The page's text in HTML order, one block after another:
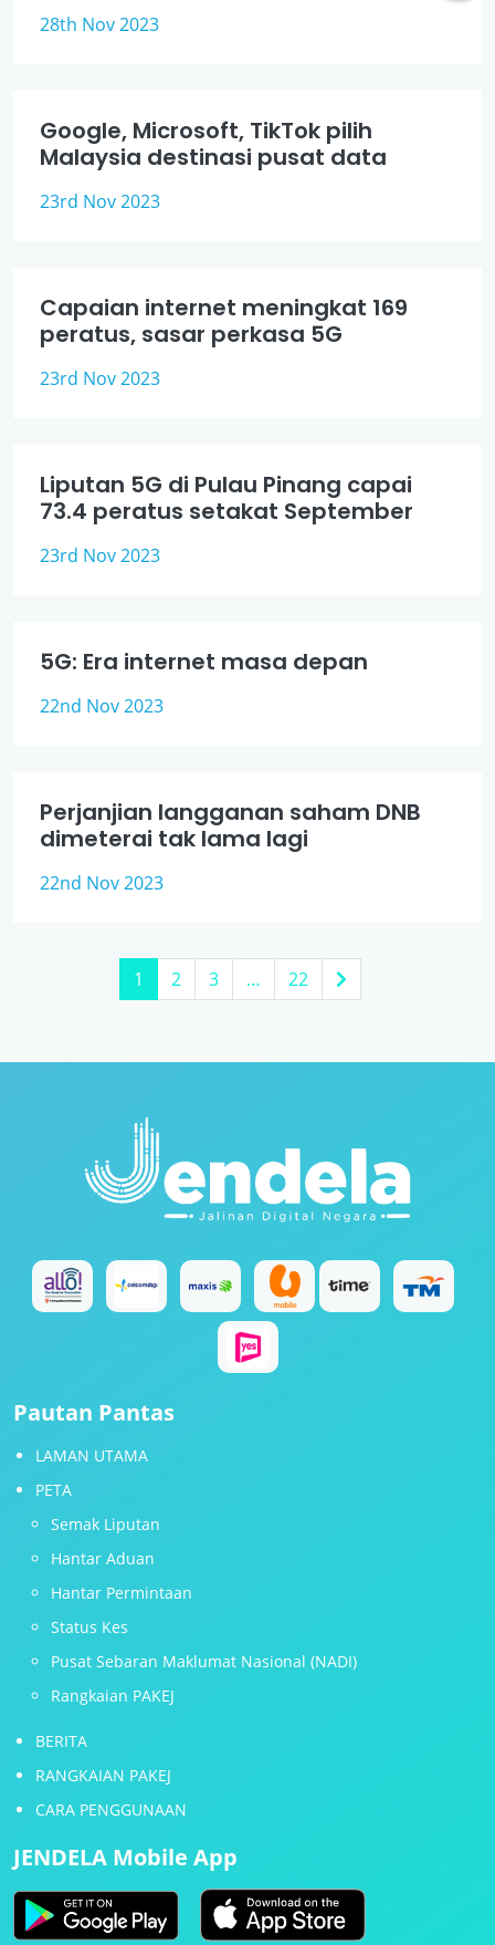
28th Nov 2023
Google, Microsoft, TikTok pilih
Malaysia destinasi pusat data
23rd Nov 2023
Capaian internet meningkat 169
peratus, sasar perkasa 5G
23rd Nov 2023
Liputan 5G di Pulau Pinang capai
73.4 peratus setakat September
23rd Nov 2023
5G: Era internet masa depan
22nd Nov 2023
Perjanjian langganan saham DNB
dimeterai tak lama lagi
22nd Nov 2023
1 2 3 … 22
Pautan Pantas
LAMAN UTAMA
PETA
Semak Liputan
Hantar Aduan
Hantar Permintaan
Status Kes
Pusat Sebaran Maklumat Nasional (NADI)
Rangkaian PAKEJ
BERITA
RANGKAIAN PAKEJ
CARA PENGGUNAAN
JENDELA Mobile App